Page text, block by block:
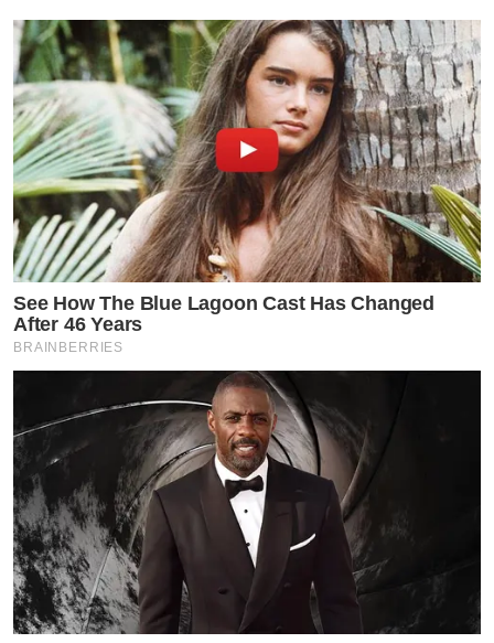
See How The Blue Lagoon Cast Has Changed
After 46 Years
BRAINBERRIES